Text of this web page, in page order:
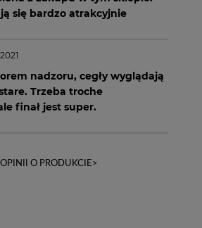
się bardzo atrakcyjnie
nadzoru, cegły wyglądają
Trzeba troche
finał jest super.
O PRODUKCIE>